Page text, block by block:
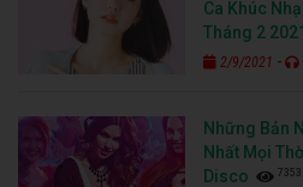
Ca Khúc
Tháng 2 2021
2/9/2021 -
Những Bản
Nhất Mọi
Disco
7353